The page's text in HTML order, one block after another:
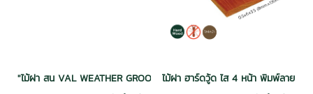
"ไม้ฝา สน VAL WEATHER GROOVE ฝาร่องวี อบ กันปลวก H3.2 เกรดพ
ไม้ฝา ฮาร์ดวู้ด ไส 4 หน้า พิมพ์ลาย อ